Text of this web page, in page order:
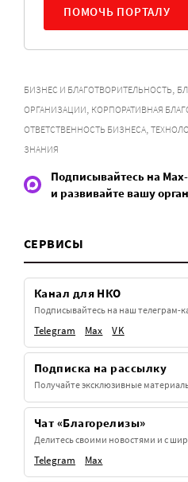
ПОМОЧЬ ПОРТАЛУ
БИЗНЕС И БЛАГОТВОРИТЕЛЬНОСТЬ,
ОРГАНИЗАЦИИ, КОРПОРАТИВНАЯ
ОТВЕТСТВЕННОСТЬ БИЗНЕСА,
ЗНАНИЯ
Подписывайтесь на
и развивайте вашу
СЕРВИСЫ
Канал для НКО
Подписывайтесь на наш телеграм-
Telegram Max VK
Подписка на рассылку
Получайте эксклюзивные
Чат «Благорелизы»
Делитесь своими новостями и с
Telegram Max